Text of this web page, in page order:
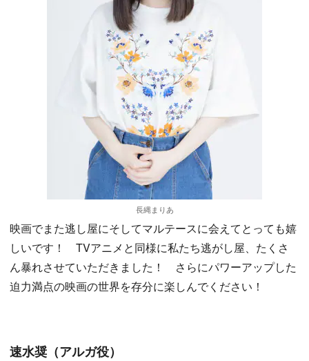
長縄まりあ
映画でまた逃し屋にそしてマルテースに会えてとっても嬉
しいです！ TVアニメと同様に私たち逃がし屋、たくさ
ん暴れさせていただきました！ さらにパワーアップした
迫力満点の映画の世界を存分に楽しんでください！
速水奨（アルガ役）